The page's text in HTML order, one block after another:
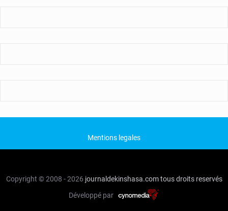
Mentions legales
Copyright © 2008 - 2026 journaldekinshasa.com tous droits reservés
Développé par